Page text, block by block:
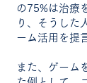
の75%は治療
り、そうした
ーム活用を提
また、ゲーム